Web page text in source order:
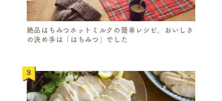
絶品はちみつホットミルクの簡単レシピ。おいしさ
の決め手は「はちみつ」でした
H